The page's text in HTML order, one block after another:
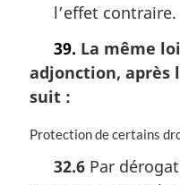
l’effet contraire.
39. La même
adjonction, après
suit :
N
Protection de certains
32.6 Par